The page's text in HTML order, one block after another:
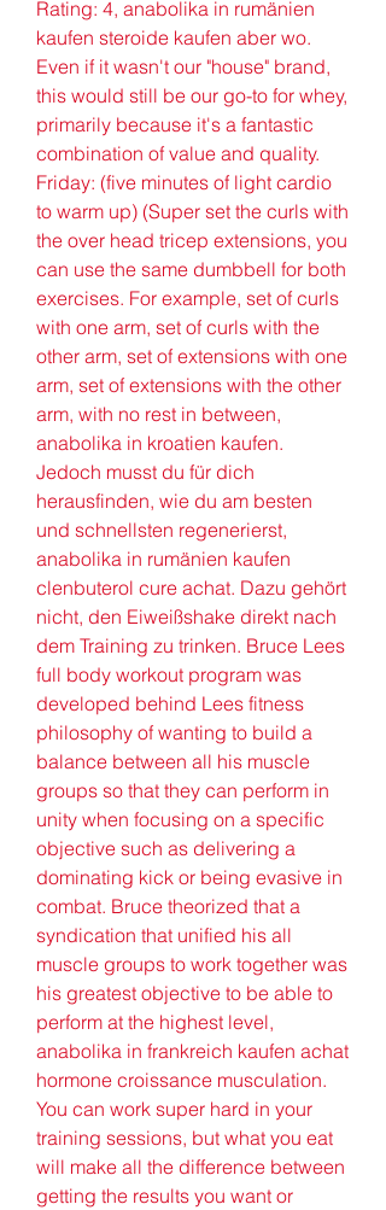
Rating: 4, anabolika in rumänien
kaufen steroide kaufen aber wo.
Even if it wasn't our "house" brand,
this would still be our go-to for whey,
primarily because it's a fantastic
combination of value and quality.
Friday: (five minutes of light cardio
to warm up) (Super set the curls with
the over head tricep extensions, you
can use the same dumbbell for both
exercises. For example, set of curls
with one arm, set of curls with the
other arm, set of extensions with one
arm, set of extensions with the other
arm, with no rest in between,
anabolika in kroatien kaufen.
Jedoch musst du für dich
herausfinden, wie du am besten
und schnellsten regenerierst,
anabolika in rumänien kaufen
clenbuterol cure achat. Dazu gehört
nicht, den Eiweißshake direkt nach
dem Training zu trinken. Bruce Lees
full body workout program was
developed behind Lees fitness
philosophy of wanting to build a
balance between all his muscle
groups so that they can perform in
unity when focusing on a specific
objective such as delivering a
dominating kick or being evasive in
combat. Bruce theorized that a
syndication that unified his all
muscle groups to work together was
his greatest objective to be able to
perform at the highest level,
anabolika in frankreich kaufen achat
hormone croissance musculation.
You can work super hard in your
training sessions, but what you eat
will make all the difference between
getting the results you want or